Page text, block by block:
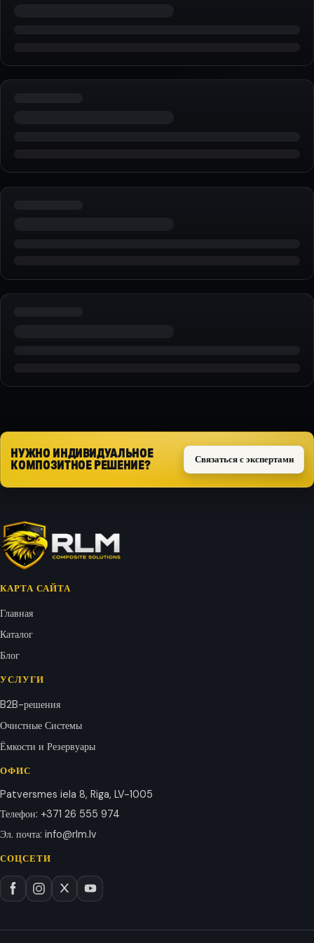
НУЖНО ИНДИВИДУАЛЬНОЕ
КОМПОЗИТНОЕ РЕШЕНИЕ?
Связаться с экспертами
КАРТА САЙТА
Главная
Каталог
Блог
УСЛУГИ
B2B-решения
Очистные Системы
Ёмкости и Резервуары
ОФИС
Patversmes iela 8, Riga, LV-1005
Телефон: +371 26 555 974
Эл. почта: info@rlm.lv
СОЦСЕТИ